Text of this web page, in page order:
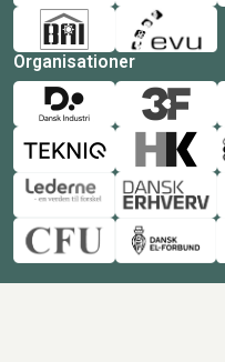
Organisationer